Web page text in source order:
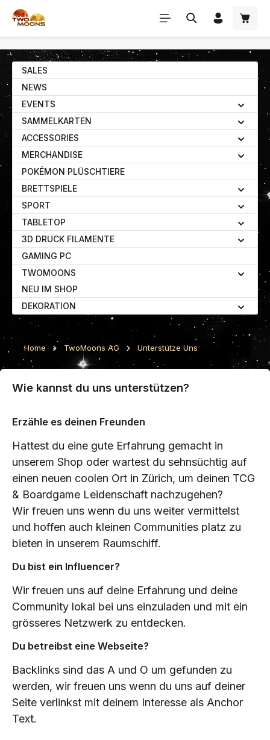
Zum Hauptinhalt springen
SALES
NEWS
EVENTS
SAMMELKARTEN
ACCESSORIES
MERCHANDISE
POKÉMON PLÜSCHTIERE
BRETTSPIELE
SPORT
TABLETOP
3D DRUCK FILAMENTE
GAMING PC
TWOMOONS
NEU IM SHOP
DEKORATION
Home TwoMoons AG Unterstütze Uns
Wie kannst du uns unterstützen?
Erzähle es deinen Freunden
Hattest du eine gute Erfahrung gemacht in
unserem Shop oder wartest du sehnsüchtig auf
einen neuen coolen Ort in Zürich, um deinen TCG
& Boardgame Leidenschaft nachzugehen?
Wir freuen uns wenn du uns weiter vermittelst
und hoffen auch kleinen Communities platz zu
bieten in unserem Raumschiff.
Du bist ein Influencer?
Wir freuen uns auf deine Erfahrung und deine
Community lokal bei uns einzuladen und mit ein
grösseres Netzwerk zu entdecken.
Du betreibst eine Webseite?
Backlinks sind das A und O um gefunden zu
werden, wir freuen uns wenn du uns auf deiner
Seite verlinkst mit deinem Interesse als Anchor
Text.